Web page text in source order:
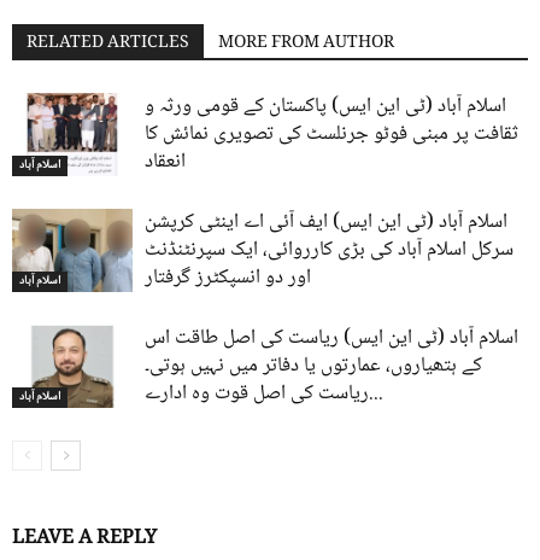
RELATED ARTICLES MORE FROM AUTHOR
اسلام آباد
اسلام آباد (ٹی این ایس) پاکستان کے قومی ورثہ و
ثقافت پر مبنی فوٹو جرنلسٹ کی تصویری نمائش کا
انعقاد
اسلام آباد
اسلام آباد (ٹی این ایس) ایف آئی اے اینٹی کرپشن
سرکل اسلام آباد کی بڑی کارروائی، ایک سپرنٹنڈنٹ
اور دو انسپکٹرز گرفتار
اسلام آباد
اسلام آباد (ٹی این ایس) ریاست کی اصل طاقت اس
کے ہتھیاروں، عمارتوں یا دفاتر میں نہیں ہوتی۔
ریاست کی اصل قوت وہ ادارے...
LEAVE A REPLY